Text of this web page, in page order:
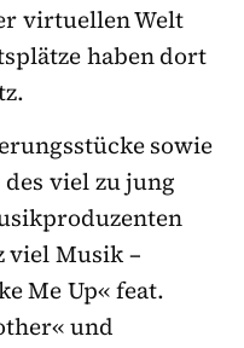
virtuellen Welt
haben dort
sowie
des viel zu jung
viel Musik –
Me Up« feat.
und